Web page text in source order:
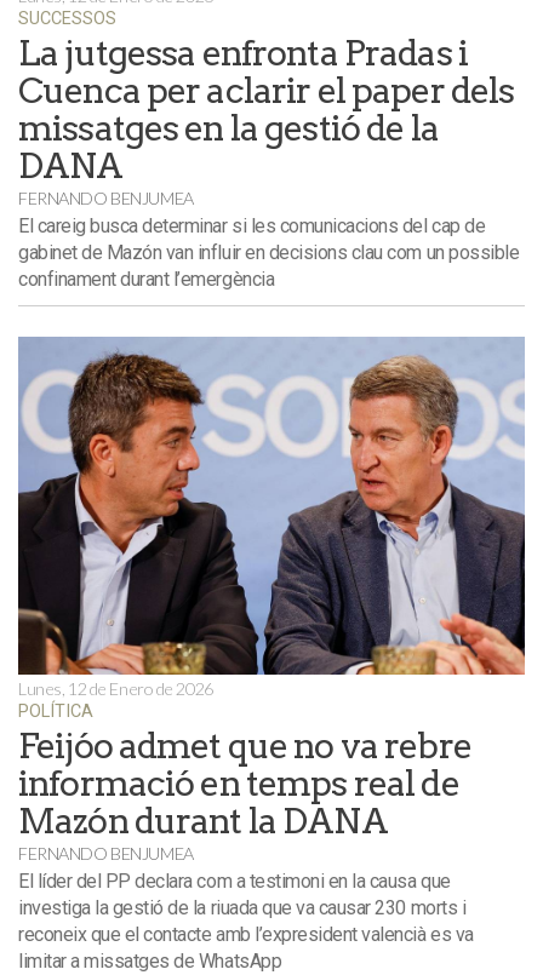
SUCCESSOS
La jutgessa enfronta Pradas i
Cuenca per aclarir el paper dels
missatges en la gestió de la
DANA
FERNANDO BENJUMEA
El careig busca determinar si les comunicacions del cap de
gabinet de Mazón van influir en decisions clau com un possible
confinament durant l’emergència
Lunes, 12 de Enero de 2026
POLÍTICA
Feijóo admet que no va rebre
informació en temps real de
Mazón durant la DANA
FERNANDO BENJUMEA
El líder del PP declara com a testimoni en la causa que
investiga la gestió de la riuada que va causar 230 morts i
reconeix que el contacte amb l’expresident valencià es va
limitar a missatges de WhatsApp